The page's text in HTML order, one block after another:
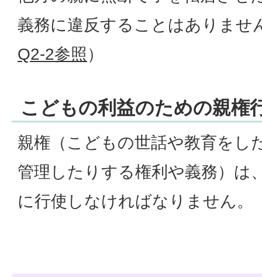
義務に違反することはありませ
Q2-2参照 ）
こどもの利益のための親権
親権（こどもの世話や教育をし
管理したりする権利や義務）は
に行使しなければなりません。